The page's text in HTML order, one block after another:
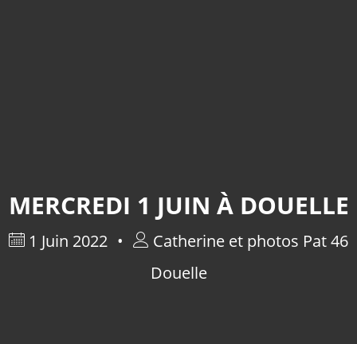
MERCREDI 1 JUIN À DOUELLE
1 Juin 2022
Catherine et photos Pat 46
Douelle